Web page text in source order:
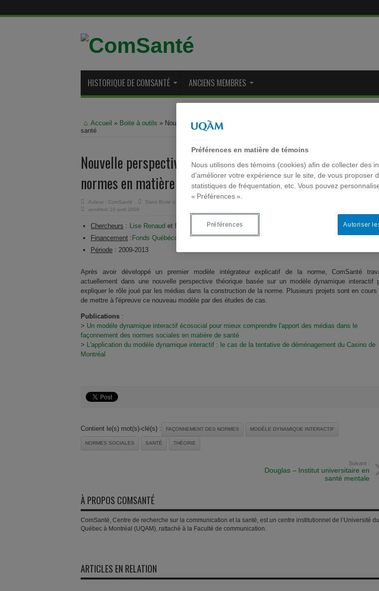
HISTORIQUE DE COMSANTÉ ANCIENS MEMBRES
Accueil » Boite à outils » Nouvelle perspective théorique sur le façonnement des normes en matière
santé
Nouvelle perspective théorique sur le façonnement des
normes en matière de santé
Auteur : ComSanté Dans Boite à outils
vendredi 10 avril 2009
Chercheurs : Lise Renaud et Monique Caron-Bouchard
Financement : Fonds Québécois de la Recherche sur la Société et la Culture (FQRSC)
Période : 2009-2013
Après avoir développé un premier modèle intégrateur explicatif de la norme, ComSanté
actuellement dans une nouvelle perspective théorique basée sur un modèle dynamique interactif
expliquer le rôle joué par les médias dans la construction de la norme. Plusieurs projets sont en cours
de mettre à l'épreuve ce nouveau modèle par des études de cas.
Publications :
> Un modéle dynamique interactif écosocial pour mieux comprendre l'apport des médias dans le
façonnement des normes sociales en matiére de santé
> L'application du modèle dynamique interactif : le cas de la tentative de déménagement du Casino de
Montréal
Contient le(s) mot(s)-clé(s) : FAÇONNEMENT DES NORMES MODÈLE DYNAMIQUE INTERACTIF
NORMES SOCIALES SANTÉ THÉORIE
Suivant :
Douglas – Institut universitaire en
santé mentale
À PROPOS COMSANTÉ
ComSanté, Centre de recherche sur la communication et la santé, est un centre institutionnel de l’Université du
Québec à Montréal (UQAM), rattaché à la Faculté de communication.
ARTICLES EN RELATION
Préférences en matière de témoins
Nous utilisons des témoins (cookies) afin de collecter des
d’améliorer votre expérience sur le site, de vous proposer
statistiques de fréquentation, etc. Vous pouvez
« Préférences ».
Autoriser
Préférences